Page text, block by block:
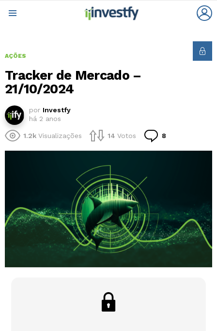
AÇÕES
Tracker de Mercado –
21/10/2024
por Investfy
há 2 anos
1.2k Visualizações 14 Votos 8